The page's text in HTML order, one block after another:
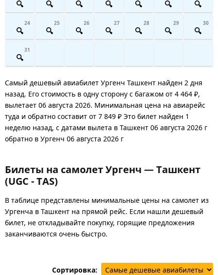
24 25 26 27 28 29 30
31
Самый дешевый авиабилет Ургенч Ташкент найден 2 дня
назад. Его стоимость в одну сторону с багажом от 4 464 ₽,
вылетает 06 августа 2026. Минимальная цена на авиарейс
туда и обратно составит от 7 849 ₽ Это билет найден 1
неделю назад, с датами вылета в Ташкент 06 августа 2026 г
обратно в Ургенч 06 августа 2026 г
Билеты на самолет Ургенч — Ташкент
(UGC - TAS)
В таблице представлены минимальные цены на самолет из
Ургенча в Ташкент на прямой рейс. Если нашли дешевый
билет, не откладывайте покупку, горящие предложения
заканчиваются очень быстро.
Сортировка: